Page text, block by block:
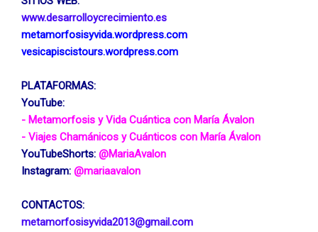
www.desarrolloycrecimiento.es
metamorfosisyvida.wordpress.com
vesicapiscistours.wordpress.com
PLATAFORMAS:
YouTube:
- Metamorfosis y Vida Cuántica con María Ávalon
- Viajes Chamánicos y Cuánticos con María Ávalon
YouTubeShorts: @MariaAvalon
Instagram: @mariaavalon
CONTACTOS:
metamorfosisyvida2013
gmail.com